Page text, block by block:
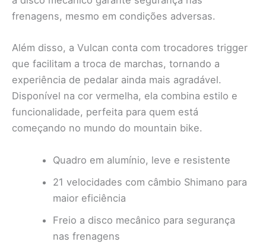
frenagens, mesmo em condições adversas.
Além disso, a Vulcan conta com trocadores trigger
que facilitam a troca de marchas, tornando a
experiência de pedalar ainda mais agradável.
Disponível na cor vermelha, ela combina estilo e
funcionalidade, perfeita para quem está
começando no mundo do mountain bike.
Quadro em alumínio, leve e resistente
21 velocidades com câmbio Shimano para
maior eficiência
Freio a disco mecânico para segurança
nas frenagens